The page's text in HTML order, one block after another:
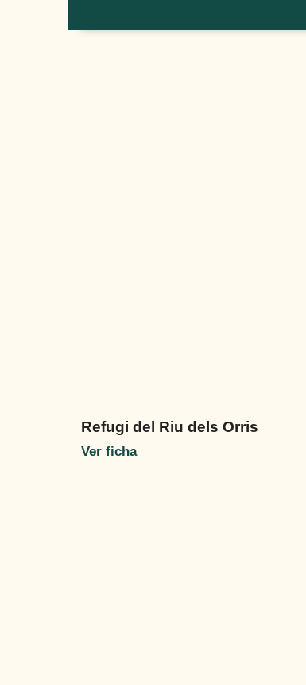
Refugi del Riu dels Orris
Ver ficha